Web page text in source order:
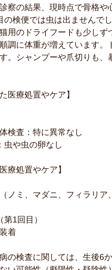
察の結果、現時点で骨格や
の検便では虫は出ませんで
用のドライフードも少しず
調に体重が増えています。
。シャンプーや爪切りも、
医療処置やケア】
検査：特に異常なし
虫や虫の卵なし
療処置やケア】
ノミ、マダニ、フィラリア
第1回目）
装着
の検査に関しては、生後6